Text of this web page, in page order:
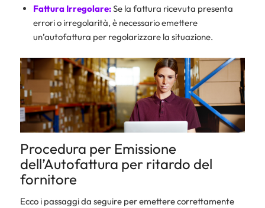
Fattura Irregolare:Se la fattura ricevuta presenta
errori o irregolarità, è necessario emettere
un’autofattura per regolarizzare la situazione.
Procedura per Emissione
dell’Autofattura per ritardo del
fornitore
Ecco i passaggi da seguire per emettere correttamente